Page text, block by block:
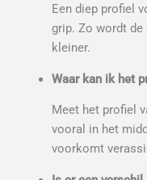
Een diep profiel
grip. Zo wordt
kleiner.
Waar kan ik het
Meet het profiel
vooral in het
voorkomt